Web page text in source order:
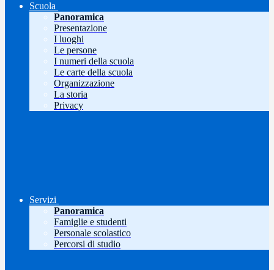
Scuola
Panoramica
Presentazione
I luoghi
Le persone
I numeri della scuola
Le carte della scuola
Organizzazione
La storia
Privacy
Servizi
Panoramica
Famiglie e studenti
Personale scolastico
Percorsi di studio